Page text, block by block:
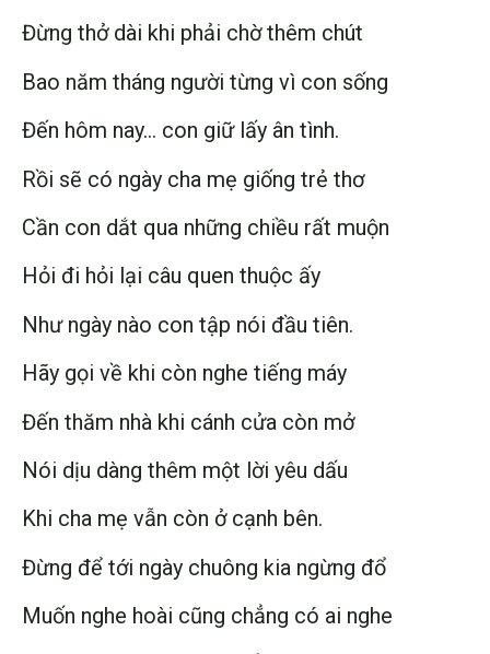
Đừng thở dài khi phải chờ thêm chút
Bao năm tháng người từng vì con sống
Đến hôm nay… con giữ lấy ân tình.
Rồi sẽ có ngày cha mẹ giống trẻ thơ
Cần con dắt qua những chiều rất muộn
Hỏi đi hỏi lại câu quen thuộc ấy
Như ngày nào con tập nói đầu tiên.
Hãy gọi về khi còn nghe tiếng máy
Đến thăm nhà khi cánh cửa còn mở
Nói dịu dàng thêm một lời yêu dấu
Khi cha mẹ vẫn còn ở cạnh bên.
Đừng để tới ngày chuông kia ngừng đổ
Muốn nghe hoài cũng chẳng có ai nghe